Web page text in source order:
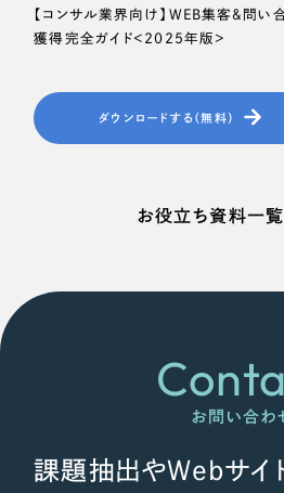
【コンサル業界向け】WEB集客＆問い
獲得完全ガイド＜2025年版＞
ダウンロードする（無料）
お役立ち資料一覧
お問い合わ
課題抽出やWebサイ